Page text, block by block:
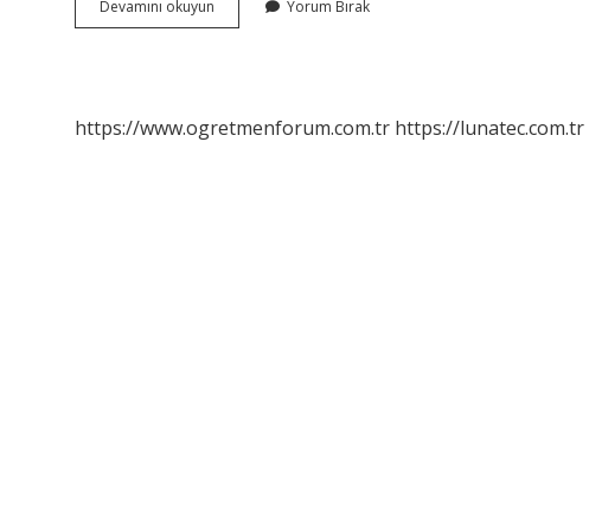
Devamını okuyun
Mm
Yorum Bırak
https://www.ogretmenforum.com.tr https://lunatec.com.tr